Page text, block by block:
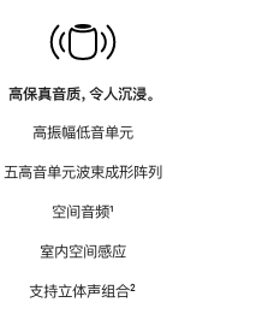
高保真音质，令人沉浸。
高振幅低音单元
五高音单元波束成形阵列
空间音频脚
¹
室内空间感应
支持立体声组合脚
²